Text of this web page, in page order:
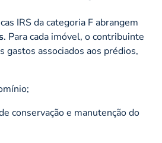
IRS da categoria F abrangem
. Para cada imóvel, o contribuinte
gastos associados aos prédios,
conservação e manutenção do